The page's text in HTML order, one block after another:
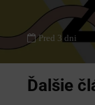
Pred 3 dni
Ďalšie